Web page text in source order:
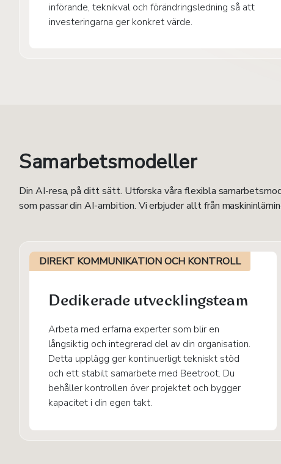
införande, teknikval och förändringsledning så att
investeringarna ger konkret värde.
Samarbetsmodeller
Din AI-resa, på ditt sätt. Utforska våra flexibla
som passar din AI-ambition. Vi erbjuder allt från
Dedikerade utvecklingsteam
DIREKT KOMMUNIKATION OCH KONTROLL
Arbeta med erfarna experter som blir en
långsiktig och integrerad del av din organisation.
Detta upplägg ger kontinuerligt tekniskt stöd
och ett stabilt samarbete med Beetroot. Du
behåller kontrollen över projektet och bygger
kapacitet i din egen takt.